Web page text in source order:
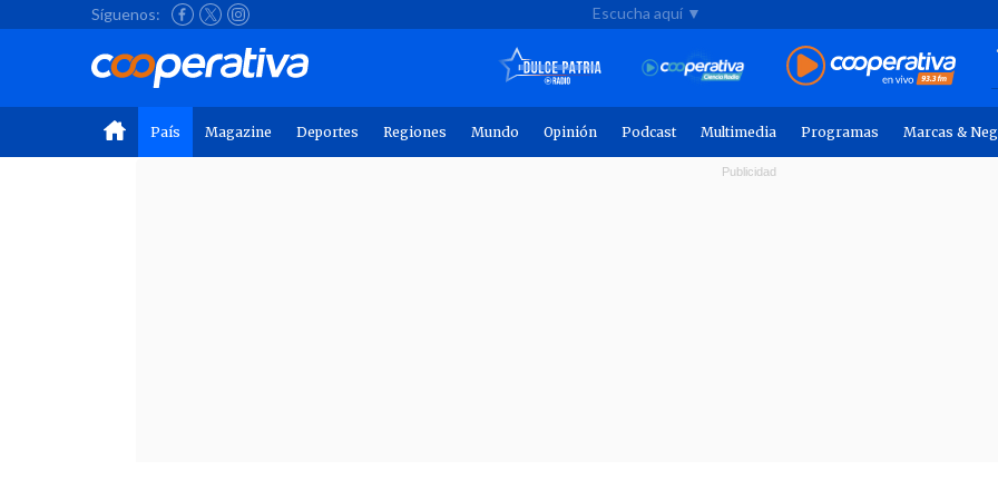
Síguenos: Escucha aquí ▼
País Magazine Deportes Regiones Mundo Opinión Podcast Multimedia Programas Marcas &